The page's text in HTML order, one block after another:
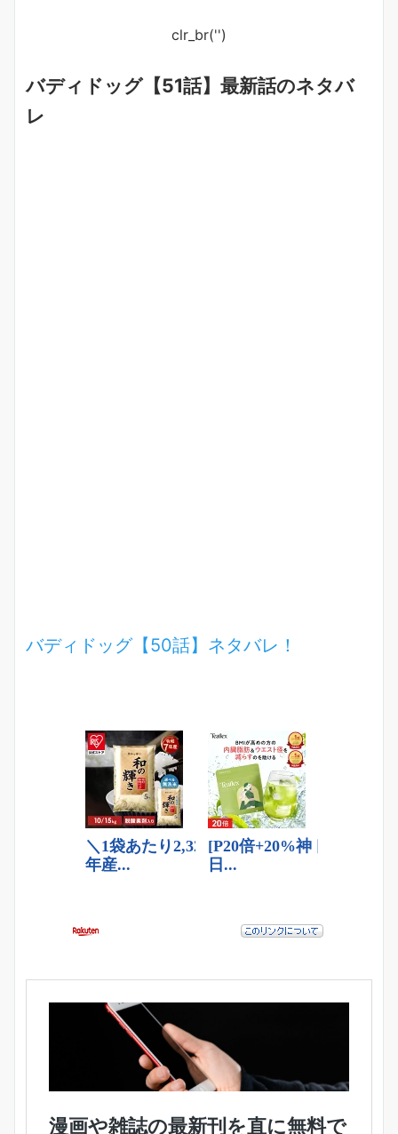
clr_br('')
バディドッグ【51話】最新話のネタバ
レ
バディドッグ【50話】ネタバレ！